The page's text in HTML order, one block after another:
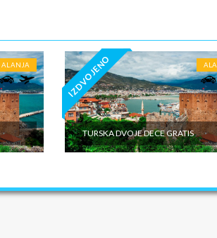
ALANJA IZDVOJENO
TURSKA DVOJE DECE GRATIS